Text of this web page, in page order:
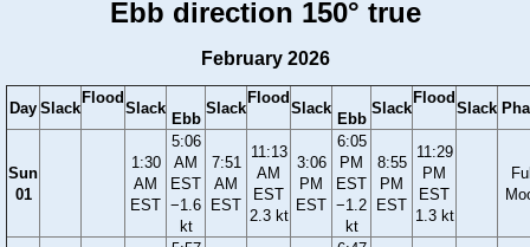
Ebb direction 150° true
February 2026
Day Slack
Flood
Slack
Ebb
Slack
Flood
Slack
Ebb
Slack
Flood
Slack
Sun
01
1:30
AM
EST
5:06
AM
EST
−1.6
kt
7:51
AM
EST
11:13
AM
EST
2.3 kt
3:06
PM
EST
6:05
PM
EST
−1.2
kt
8:55
PM
EST
11:29
PM
EST
1.3 kt